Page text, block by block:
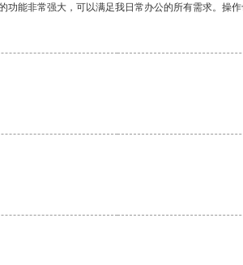
能非常强大，可以满足我日常办公的所有需求。操作